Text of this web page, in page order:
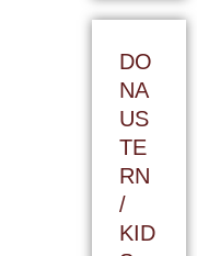
DO
NA
US
TE
RN
/
KID